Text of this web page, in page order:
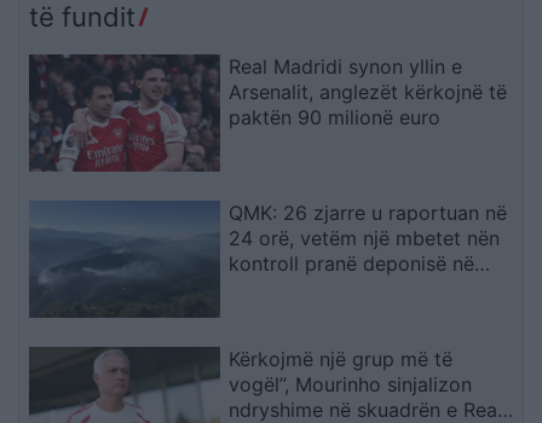
të fundit
Real Madridi synon yllin e
Arsenalit, anglezët kërkojnë të
paktën 90 milionë euro
QMK: 26 zjarre u raportuan në
24 orë, vetëm një mbetet nën
kontroll pranë deponisë në
Kërkojmë një grup më të
vogël”, Mourinho sinjalizon
ndryshime në skuadrën e Real